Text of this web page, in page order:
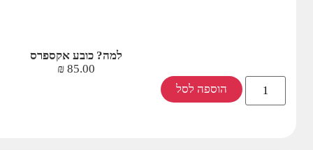
למה? כובע אקספרס
85.00
₪
הוספה לסל